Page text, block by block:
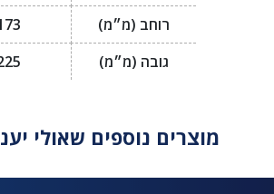
רוחב (מ״מ)
גובה (מ״מ)
מוצרים נוספים שאולי